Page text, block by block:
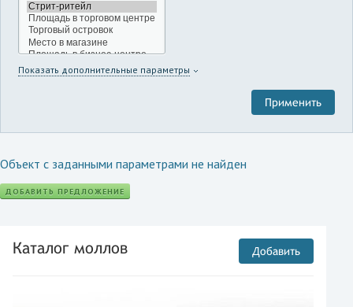
Показать дополнительные параметры
Объект с заданными параметрами не найден
ДОБАВИТЬ ПРЕДЛОЖЕНИЕ
Каталог моллов Добавить